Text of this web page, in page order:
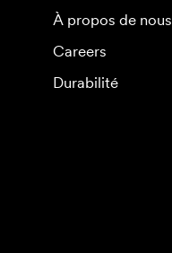
À propos de nous
Careers
Durabilité